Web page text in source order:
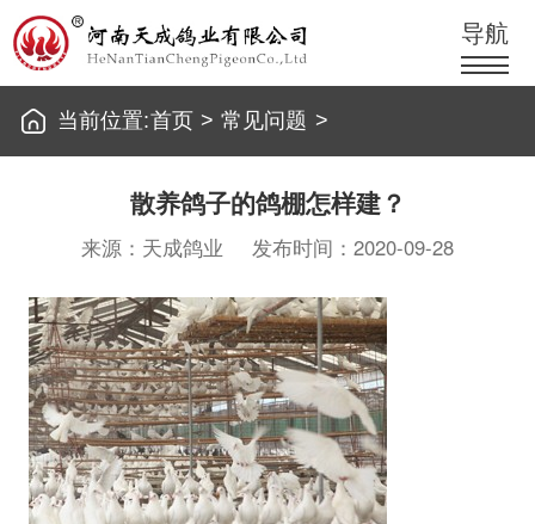
导航
当前位置:首页 > 常见问题 >
散养鸽子的鸽棚怎样建？
来源：天成鸽业 发布时间：2020-09-28